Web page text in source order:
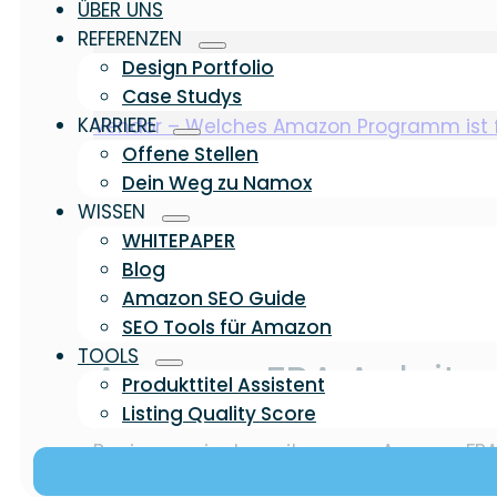
ÜBER UNS
REFERENZEN
Design Portfolio
Case Studys
KARRIERE
Offene Stellen
Dein Weg zu Namox
WISSEN
WHITEPAPER
Blog
Amazon SEO Guide
SEO Tools für Amazon
TOOLS
Produkttitel Assistent
Listing Quality Score
Eine weitere Unterscheidung ist die
Vendor – Welches Amazon Programm
Amazon FBA
Beginnen wir also mit unserer Amazon
organisatorische und bürokratische